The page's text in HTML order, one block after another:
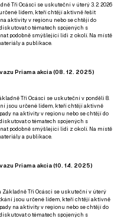
Tři Ocásci se uskuteční v úterý 3. 2. 2026
lidem, kteří chtějí aktivně řešit
aktivity v regionu nebo se chtějí do
o tématech spojených s
podobně smýšlející lidi z okolí. Na místě
a publikace.
Priama akcia (08. 12. 2025)
Tři Ocásci se uskuteční v ponděli 8.
jsou určené lidem, kteří chtějí aktivně
na aktivity v regionu nebo se chtějí do
o tématech spojených s
podobně smýšlející lidi z okolí. Na místě
a publikace.
Priama akcia (10. 14. 2025)
Tři Ocásci se uskuteční v úterý
jsou určené lidem, kteří chtějí aktivně
na aktivity v regionu nebo se chtějí do
o tématech spojených s